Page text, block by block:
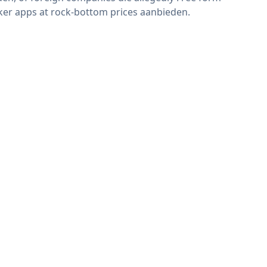
apps at rock-bottom prices aanbieden.